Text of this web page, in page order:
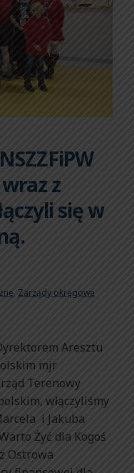
z
się w
, Zarządy okręgowe
Aresztu
mjr
Terenowy
włączyliśmy
i Jakuba
Żyć dla Kogoś
Ostrowa